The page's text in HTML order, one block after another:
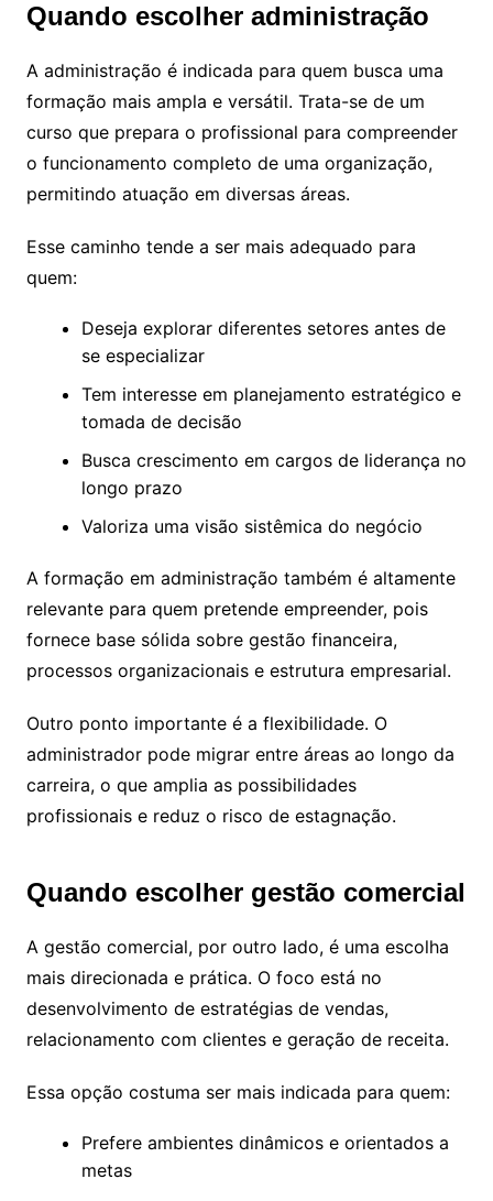
Quando escolher administração
A administração é indicada para quem busca uma
formação mais ampla e versátil. Trata-se de um
curso que prepara o profissional para compreender
o funcionamento completo de uma organização,
permitindo atuação em diversas áreas.
Esse caminho tende a ser mais adequado para
quem:
Deseja explorar diferentes setores antes de
se especializar
Tem interesse em planejamento estratégico e
tomada de decisão
Busca crescimento em cargos de liderança no
longo prazo
Valoriza uma visão sistêmica do negócio
A formação em administração também é altamente
relevante para quem pretende empreender, pois
fornece base sólida sobre gestão financeira,
processos organizacionais e estrutura empresarial.
Outro ponto importante é a flexibilidade. O
administrador pode migrar entre áreas ao longo da
carreira, o que amplia as possibilidades
profissionais e reduz o risco de estagnação.
Quando escolher gestão comercial
A gestão comercial, por outro lado, é uma escolha
mais direcionada e prática. O foco está no
desenvolvimento de estratégias de vendas,
relacionamento com clientes e geração de receita.
Essa opção costuma ser mais indicada para quem:
Prefere ambientes dinâmicos e orientados a
metas